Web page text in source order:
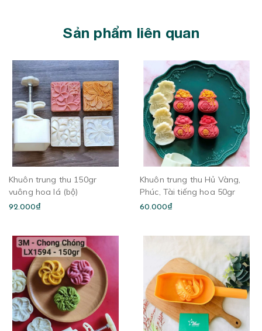
Sản phẩm liên quan
Khuôn trung thu 150gr
vuông hoa lá (bộ)
92.000₫
Khuôn trung thu Hủ Vàng,
Phúc, Tài tiếng hoa 50gr
60.000₫